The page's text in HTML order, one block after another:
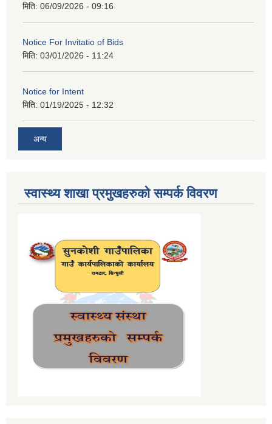
मिति: 06/09/2026 - 09:16
Notice For Invitatio of Bids
मिति: 03/01/2026 - 11:24
Notice for Intent
मिति: 01/19/2025 - 12:32
अन्य
स्वास्थ्य शाखा प्रमुखहरुको सम्पर्क विवरण